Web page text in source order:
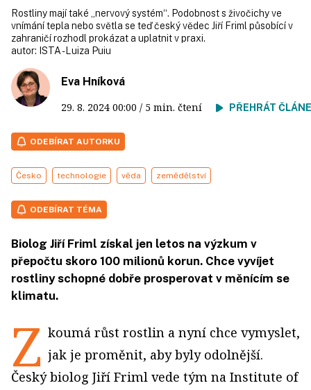
Rostliny mají také „nervový systém“. Podobnost s živočichy ve
vnímání tepla nebo světla se teď český vědec Jiří Friml působící v
zahraničí rozhodl prokázat a uplatnit v praxi.
autor: ISTA - Luiza Puiu
Eva Hníková
29. 8. 2024 00:00 / 5 min. čtení PŘEHRÁT
ODEBÍRAT AUTORKU
Česko technologie věda zemědělství
ODEBÍRAT TÉMA
Biolog Jiří Friml získal jen letos na výzkum v
přepočtu skoro 100 milionů korun. Chce vyvíjet
rostliny schopné dobře prosperovat v měnícím se
klimatu.
Z koumá růst rostlin a nyní chce vymyslet,
jak je proměnit, aby byly odolnější.
Český biolog Jiří Friml vede tým na Institute of